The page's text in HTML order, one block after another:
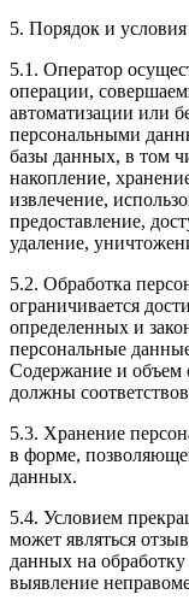
5. Порядок и
5.1. Оператор
операции,
автоматизации или
персональными
базы данных, в том
накопление,
извлечение,
предоставление,
удаление,
5.2. Обработка
ограничивается
определенных и
персональные
Содержание и объем
должны
5.3. Хранение
в форме,
данных.
5.4. Условием
может являться
данных на
выявление